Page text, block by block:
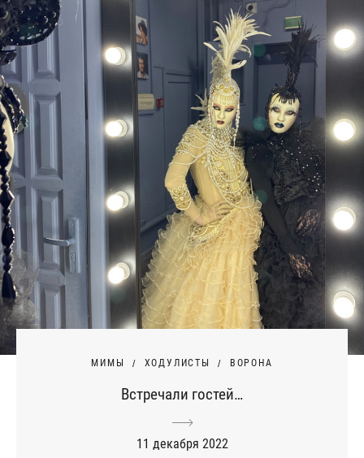
МИМЫ ХОДУЛИСТЫ ВОРОНА
Встречали гостей…
11 декабря 2022